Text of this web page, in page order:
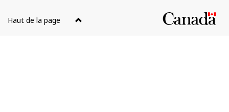
Haut de la page